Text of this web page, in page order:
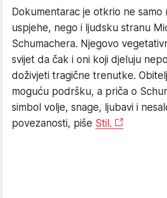
Dokumentarac je otkrio ne
uspjehe, nego i ljudsku stranu
Schumachera. Njegovo
svijet da čak i oni koji djeluju
doživjeti tragične trenutke.
moguću podršku, a priča o
simbol volje, snage, ljubavi i
povezanosti, piše Stil.